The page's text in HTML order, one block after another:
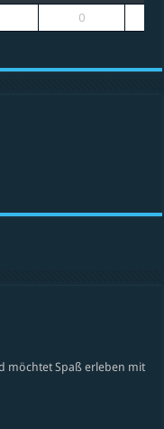
0
möchtet Spaß erleben mit